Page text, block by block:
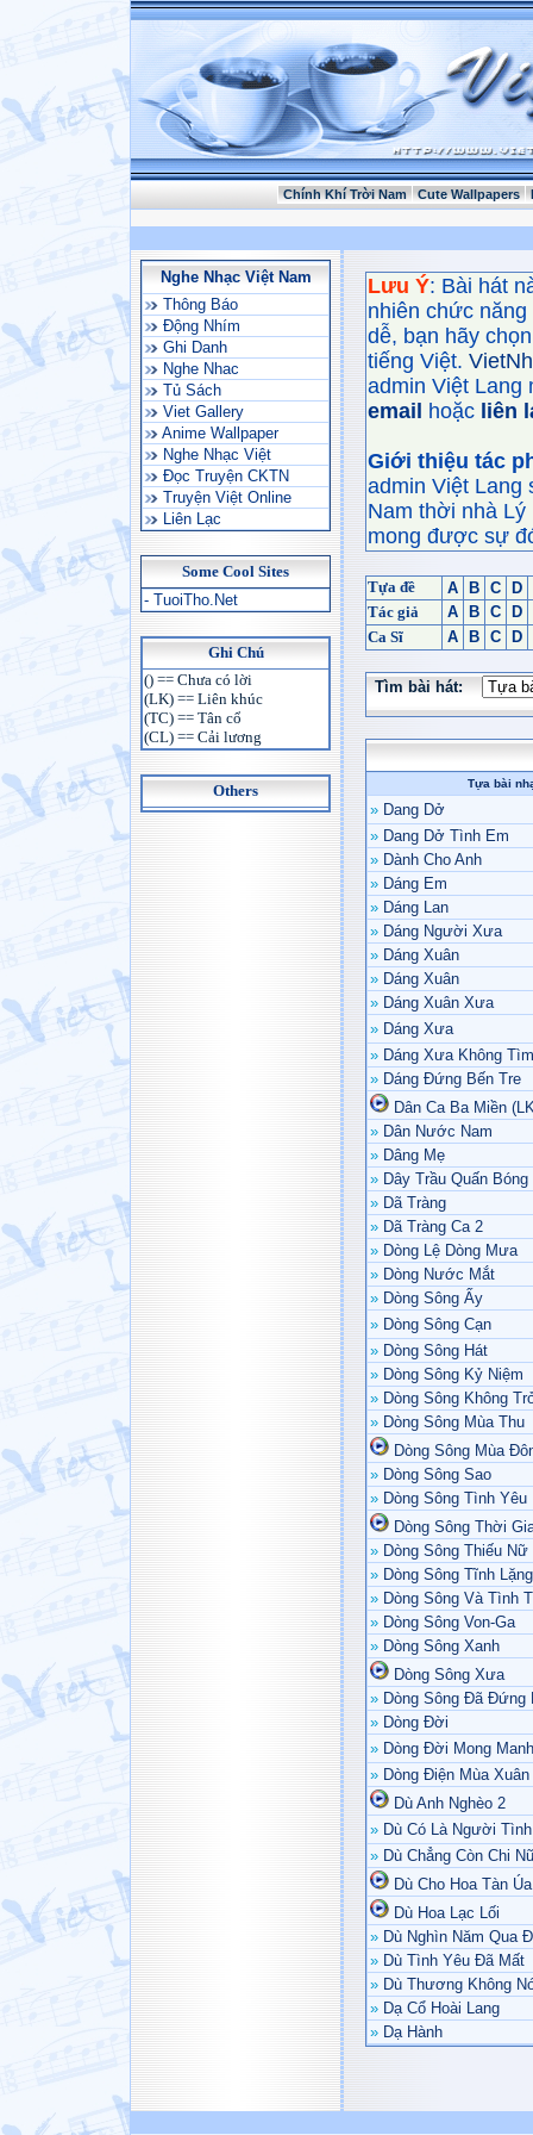
Chính Khí Trời Nam Cute Wallpapers
Nghe Nhạc Việt Nam
Thông Báo
Động Nhím
Ghi Danh
Nghe Nhac
Tủ Sách
Viet Gallery
Anime Wallpaper
Nghe Nhạc Việt
Đọc Truyện CKTN
Truyện Việt Online
Liên Lạc
Some Cool Sites
- TuoiTho.Net
Ghi Chú
() == Chưa có lời
(LK) == Liên khúc
(TC) == Tân cổ
(CL) == Cải lương
Others
Lưu Ý: Bài hát
nhiên chức
dễ, bạn hãy
tiếng Việt.
admin Việt Lang
email
hoặc liên
Giới thiệu tác
admin Việt Lang
Nam thời nhà
mong được sự
Tựa đề A B C
D
Tác giả
A B C
D
Ca Sĩ
A B C D
Tìm bài hát:
Tựa bài
» Dang Dở
» Dang Dở Tình Em
» Dành Cho Anh
» Dáng Em
» Dáng Lan
» Dáng Người Xưa
» Dáng Xuân
» Dáng Xuân
» Dáng Xuân Xưa
» Dáng Xưa
» Dáng Xưa Không
» Dáng Đứng Bến Tre
Dân Ca Ba Miền
» Dân Nước Nam
» Dâng Mẹ
» Dây Trầu Quấn
» Dã Tràng
» Dã Tràng Ca 2
» Dòng Lệ Dòng Mưa
» Dòng Nước Mắt
» Dòng Sông Ấy
» Dòng Sông Cạn
» Dòng Sông Hát
» Dòng Sông Kỷ Niệm
» Dòng Sông Không
» Dòng Sông Mùa Thu
Dòng Sông Mùa
» Dòng Sông Sao
» Dòng Sông Tình Yêu
Dòng Sông Thời
» Dòng Sông Thiếu Nữ
» Dòng Sông Tĩnh Lặng
» Dòng Sông Và Tình
» Dòng Sông Von-Ga
» Dòng Sông Xanh
Dòng Sông Xưa
» Dòng Sông Đã Đứng
» Dòng Đời
» Dòng Đời Mong Manh
» Dòng Điện Mùa Xuân
Dù Anh Nghèo 2
» Dù Có Là Người Tình
» Dù Chẳng Còn Chi
Dù Cho Hoa Tàn Úa
Dù Hoa Lạc Lối
» Dù Nghìn Năm Qua
» Dù Tình Yêu Đã Mất
» Dù Thương Không
» Dạ Cổ Hoài Lang
» Dạ Hành